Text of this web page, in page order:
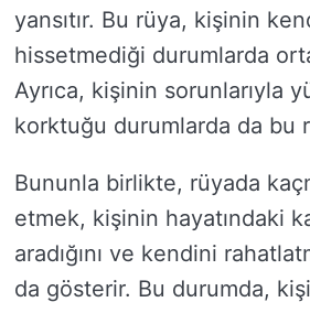
yansıtır. Bu rüya, kişinin
hissetmediği durumlarda
Ayrıca, kişinin sorunlarıyla
korktuğu durumlarda da bu
Bununla birlikte, rüyada
etmek, kişinin hayatındaki
aradığını ve kendini
da gösterir. Bu durumda,